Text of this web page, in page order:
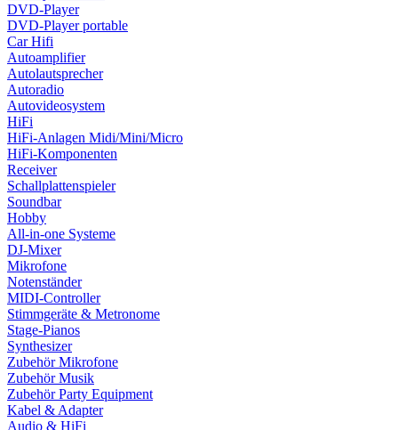
DVD-Player
DVD-Player portable
Car Hifi
Autoamplifier
Autolautsprecher
Autoradio
Autovideosystem
HiFi
HiFi-Anlagen Midi/Mini/Micro
HiFi-Komponenten
Receiver
Schallplattenspieler
Soundbar
Hobby
All-in-one Systeme
DJ-Mixer
Mikrofone
Notenständer
MIDI-Controller
Stimmgeräte & Metronome
Stage-Pianos
Synthesizer
Zubehör Mikrofone
Zubehör Musik
Zubehör Party Equipment
Kabel & Adapter
Audio & HiFi